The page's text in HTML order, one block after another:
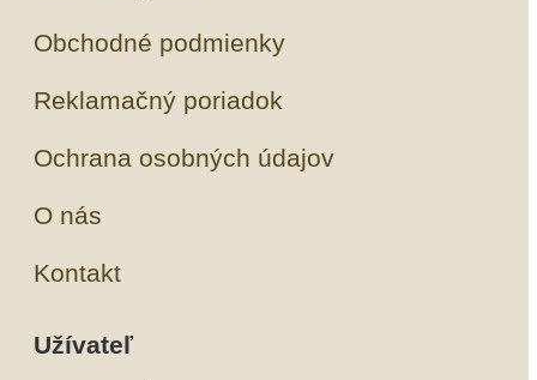
Obchodné podmienky
Reklamačný poriadok
Ochrana osobných údajov
O nás
Kontakt
Užívateľ